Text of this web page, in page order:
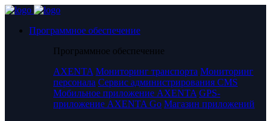
Программное обеспечение
Программное обеспечение
AXENTA Мониторинг транспорта Мониторинг
персонала Сервис администрирования CMS
Мобильное приложение AXENTA GPS-
приложение AXENTA Go Магазин приложений